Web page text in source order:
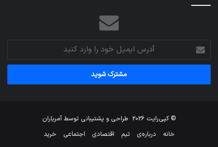
آدرس
ایمیل
خود
وارد
© کپی‌رایت 2026 طراحی و پشتیبانی توسطآمریاران
خانه
درباره‌ی تیم اقتصادی اجتماعی خرید